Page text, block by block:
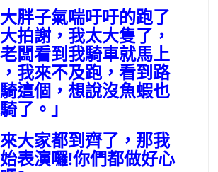
胖子氣喘吁吁的跑了
拍謝，我太大隻了，
闆看到我騎車就馬上
我來不及跑，看到路
這個，想說沒魚蝦也
了。」
大家都到齊了，那我
表演囉!你們都做好心